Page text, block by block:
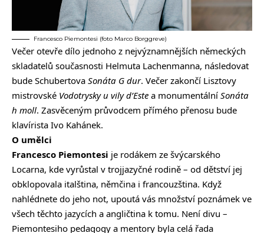
Francesco Piemontesi (foto Marco Borggreve)
Večer otevře dílo jednoho z nejvýznamnějších německých
skladatelů současnosti Helmuta Lachenmanna, následovat
bude Schubertova Sonáta G dur. Večer zakončí Lisztovy
mistrovské Vodotrysky u vily d’Este a monumentální Sonáta
h moll. Zasvěceným průvodcem přímého přenosu bude
klavírista Ivo Kahánek.
O umělci
Francesco Piemontesi je rodákem ze švýcarského
Locarna, kde vyrůstal v trojjazyčné rodině – od dětství jej
obklopovala italština, němčina i francouzština. Když
nahlédnete do jeho not, upoutá vás množství poznámek ve
všech těchto jazycích a angličtina k tomu. Není divu –
Piemontesiho pedagogy a mentory byla celá řada